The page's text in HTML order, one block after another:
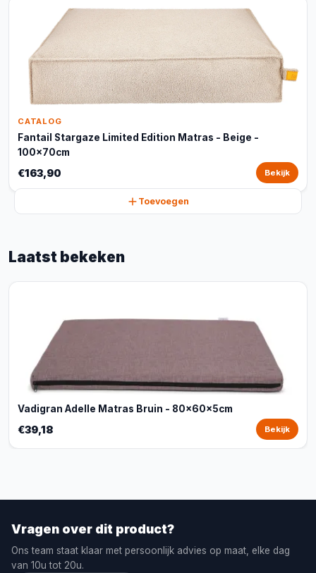
CATALOG
Fantail Stargaze Limited Edition Matras - Beige -
100x70cm
€163,90 Bekijk
Toevoegen
Laatst bekeken
Vadigran Adelle Matras Bruin - 80x60x5cm
€39,18 Bekijk
Vragen over dit product?
Ons team staat klaar met persoonlijk advies op maat, elke dag
van 10u tot 20u.